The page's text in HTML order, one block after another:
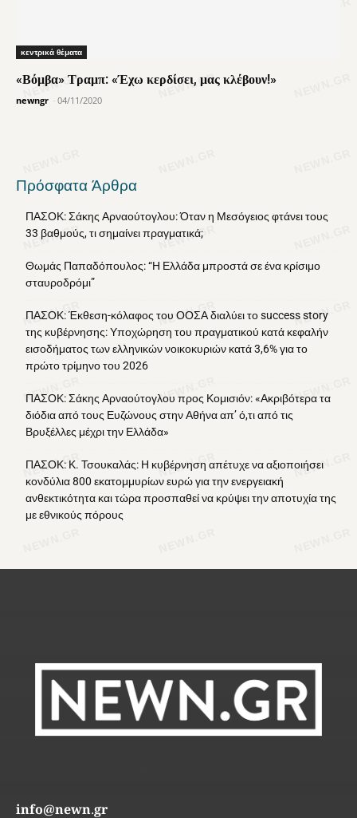
κεντρικά θέματα
«Βόμβα» Τραμπ: «Έχω κερδίσει, μας κλέβουν!»
newngr - 04/11/2020
Πρόσφατα Άρθρα
ΠΑΣΟΚ: Σάκης Αρναούτογλου: Όταν η Μεσόγειος φτάνει τους
33 βαθμούς, τι σημαίνει πραγματικά;
Θωμάς Παπαδόπουλος: “Η Ελλάδα μπροστά σε ένα κρίσιμο
σταυροδρόμι”
ΠΑΣΟΚ: Έκθεση-κόλαφος του ΟΟΣΑ διαλύει το success story
της κυβέρνησης: Υποχώρηση του πραγματικού κατά κεφαλήν
εισοδήματος των ελληνικών νοικοκυριών κατά 3,6% για το
πρώτο τρίμηνο του 2026
ΠΑΣΟΚ: Σάκης Αρναούτογλου προς Κομισιόν: «Ακριβότερα τα
διόδια από τους Ευζώνους στην Αθήνα απ’ ό,τι από τις
Βρυξέλλες μέχρι την Ελλάδα»
ΠΑΣΟΚ: Κ. Τσουκαλάς: Η κυβέρνηση απέτυχε να αξιοποιήσει
κονδύλια 800 εκατομμυρίων ευρώ για την ενεργειακή
ανθεκτικότητα και τώρα προσπαθεί να κρύψει την αποτυχία της
με εθνικούς πόρους
info@newn.gr